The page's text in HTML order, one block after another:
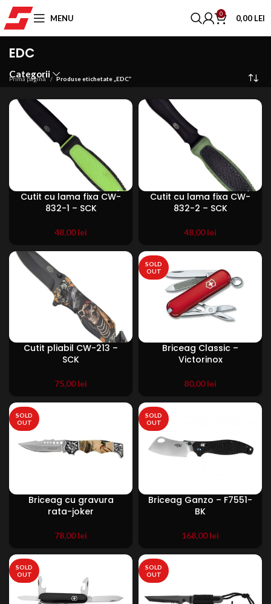
MENU 0 0,00 LEI
EDC
Categorii
Prima pagină Produse etichetate „EDC”
Cutit cu lama fixa CW-
832-1 – SCK
48,00lei
Cutit cu lama fixa CW-
832-2 – SCK
48,00lei
Cutit pliabil CW-213 –
SCK
75,00lei
SOLD
OUT
Briceag Classic –
Victorinox
80,00lei
SOLD
OUT
Briceag cu gravura
rata-joker
78,00lei
SOLD
OUT
Briceag Ganzo – F7551-
BK
168,00lei
SOLD
OUT
SOLD
OUT